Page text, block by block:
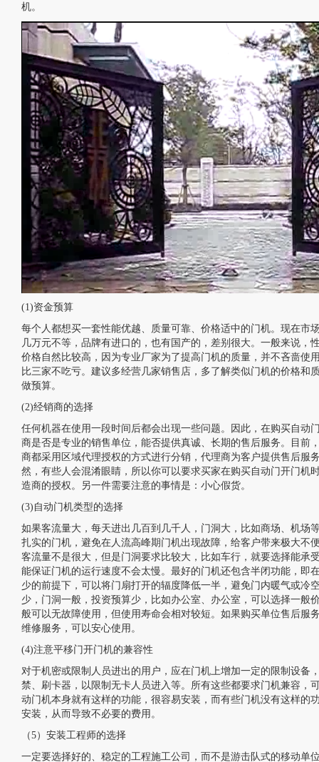
机。
(1)资金预算
每个人都想买一套性能优越、质量可靠、价格适中的门机。现在市
几万元不等，品牌有进口的，也有国产的，差别很大。一般来说，
价格自然比较高，因为专业厂家为了提高门机的质量，并不吝啬使
比三家不吃亏。建议多经营几家销售店，多了解类似门机的价格和
做预算。
(2)经销商的选择
任何机器在使用一段时间后都会出现一些问题。因此，在购买自动
商是否是专业的销售单位，能否提供真诚、长期的售后服务。目前
商都采用区域代理授权的方式进行分销，代理商为客户提供售后服
然，有些人会混淆眼睛，所以你可以要求买家在购买自动门开门机
造商的授权。另一件需要注意的事情是：小心假货。
(3)自动门机类型的选择
如果客流量大，每天进出几百到几千人，门洞大，比如商场、机场
扎实的门机，避免在人流高峰期门机出现故障，给客户带来极大不
客流量不是很大，但是门洞要求比较大，比如车行，就要选择能承
能保证门机的运行速度不会太慢。最好的门机还包含半闭功能，即
少的前提下，可以将门扇打开的辐度降低一半，避免门内暖气或冷
少，门洞一般，投资预算少，比如办公室、办公室，可以选择一般
般可以无故障使用，但使用寿命会相对较短。如果购买单位售后服
维修服务，可以安心使用。
(4)注意平移门开门机的兼容性
对于机密或限制人员进出的用户，应在门机上增加一定的限制设备
禁、刷卡器，以限制无卡人员进入等。所有这些都要求门机兼容，
动门机本身就有这样的功能，很容易安装，而有些门机没有这样的
安装，从而导致不必要的费用。
（5）安装工程师的选择
一定要选择好的、稳定的工程施工公司，而不是游击队式的移动单